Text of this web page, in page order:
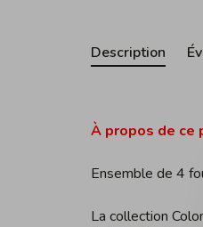
Description
À propos de ce
Ensemble de 4
La collection